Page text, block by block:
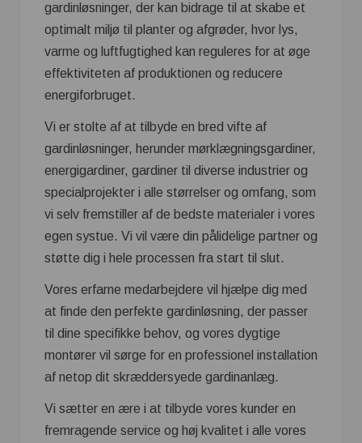
gardinløsninger, der kan bidrage til at skabe et
optimalt miljø til planter og afgrøder, hvor lys,
varme og luftfugtighed kan reguleres for at øge
effektiviteten af produktionen og reducere
energiforbruget.
Vi er stolte af at tilbyde en bred vifte af
gardinløsninger, herunder mørklægningsgardiner,
energigardiner, gardiner til diverse industrier og
specialprojekter i alle størrelser og omfang, som
vi selv fremstiller af de bedste materialer i vores
egen systue. Vi vil være din pålidelige partner og
støtte dig i hele processen fra start til slut.
Vores erfarne medarbejdere vil hjælpe dig med
at finde den perfekte gardinløsning, der passer
til dine specifikke behov, og vores dygtige
montører vil sørge for en professionel installation
af netop dit skræddersyede gardinanlæg.
Vi sætter en ære i at tilbyde vores kunder en
fremragende service og høj kvalitet i alle vores